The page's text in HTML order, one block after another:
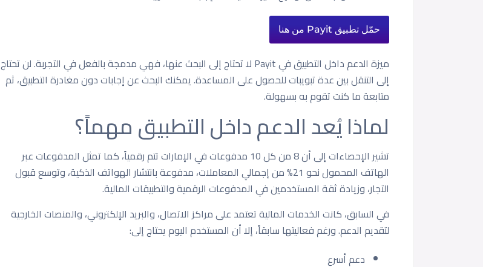
حمّل تطبيق Payit من هنا
ميزة الدعم داخل التطبيق في Payit لا تحتاج إلى البحث عنها، فهي مدمجة بالفعل في التجربة. لن تحتاج
إلى التنقل بين عدة تبويبات للحصول على المساعدة. يمكنك البحث عن إجابات دون مغادرة التطبيق، ثم
متابعة ما كنت تقوم به بسهولة.
لماذا يُعد الدعم داخل التطبيق مهماً؟
تشير الإحصاءات إلى أن 8 من كل 10 مدفوعات في الإمارات تتم رقمياً، كما تمثل المدفوعات عبر
الهاتف المحمول نحو 21% من إجمالي المعاملات، مدفوعة بانتشار الهواتف الذكية، وتوسع قبول
التجار، وزيادة ثقة المستخدمين في المدفوعات الرقمية والتطبيقات المالية.
في السابق، كانت الخدمات المالية تعتمد على مراكز الاتصال، والبريد الإلكتروني، والمنصات الخارجية
لتقديم الدعم. ورغم فعاليتها سابقاً، إلا أن المستخدم اليوم يحتاج إلى:
دعم أسرع